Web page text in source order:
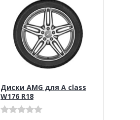
Диски AMG для A class
W176 R18